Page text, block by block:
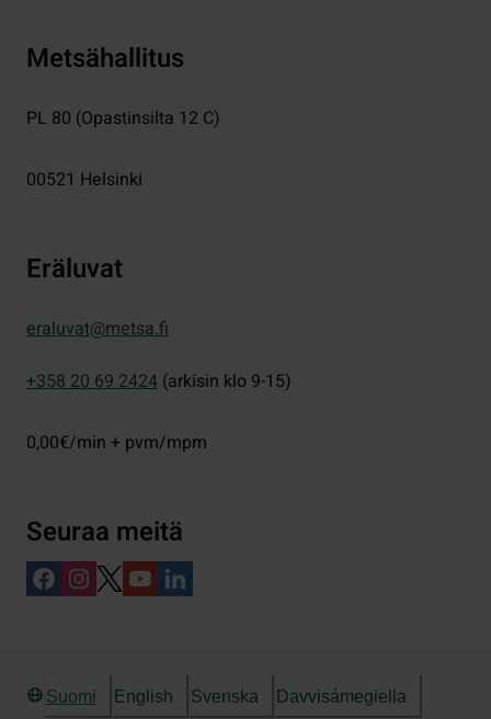
Metsähallitus
PL 80 (Opastinsilta 12 C)
00521 Helsinki
Eräluvat
eraluvat@metsa.fi
+358 20 69 2424 (arkisin klo 9-15)
0,00€/min + pvm/mpm
Seuraa meitä
Suomi English Svenska Davvisámegiella